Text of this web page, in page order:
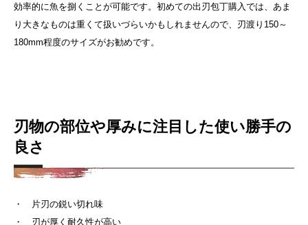
効率的に魚を捌くことが可能です。初めての出刃包丁購入では、あま
り大きなものは重くて扱いづらいかもしれませんので、刃渡り150～
180mm程度のサイズがお勧めです。
刃物の部位や厚みに注目した使い勝手の
良さ
・ 片刃の鋭い切れ味
・ 刃が厚く耐久性が高い